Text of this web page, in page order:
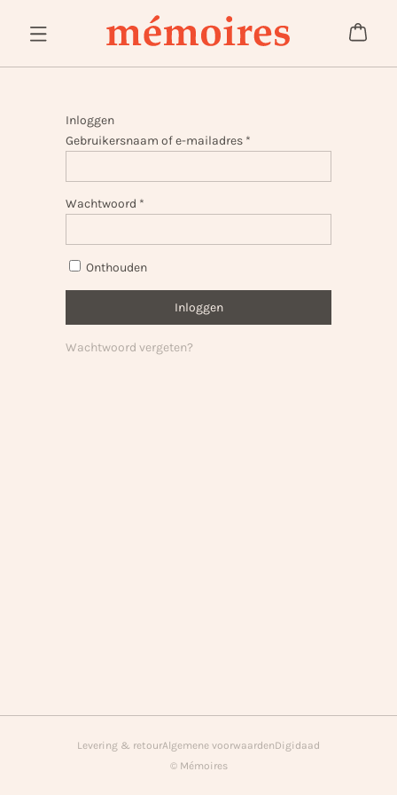
Inloggen
Gebruikersnaam of e-mailadres *
Wachtwoord *
Onthouden
Inloggen
Wachtwoord vergeten?
© Mémoires
Levering & retourAlgemene voorwaardenDigidaad